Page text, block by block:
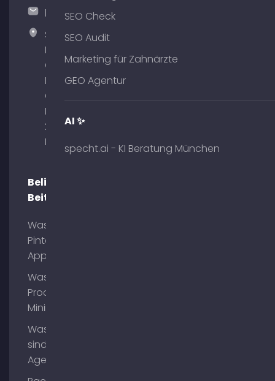
hallo@timospecht.de
Specht
Marketing
GmbH –
Palais am
Obelisk
Briennerstr.
29 80333
München
Beliebte
Beiträge
Was ist
Pinterest
App?
Was ist
Process
Mining?
Was
sind AI
Agents?
SEO Check
SEO Audit
Marketing für Zahnärzte
GEO Agentur
AI ✨
specht.ai - KI Beratung München